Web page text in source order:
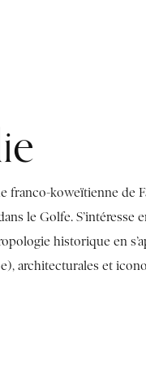
koweïtienne de
le Golfe. S’intéresse
historique en
architecturales et